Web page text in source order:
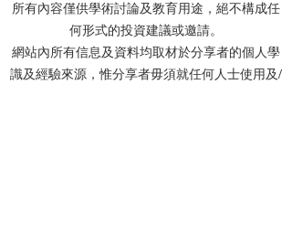
所有內容僅供學術討論及教育用途，絕不構成任
何形式的投資建議或邀請。
網站內所有信息及資料均取材於分享者的個人學
識及經驗來源，惟分享者毋須就任何人士使用及/